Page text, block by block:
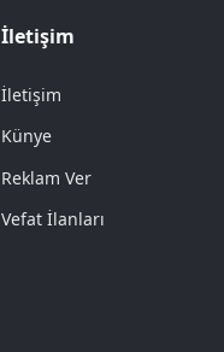
İletişim
İletişim
Künye
Reklam Ver
Vefat İlanları